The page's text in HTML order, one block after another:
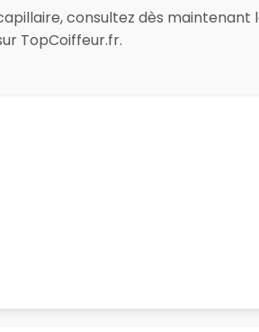
consultez dès
TopCoiffeur.fr.